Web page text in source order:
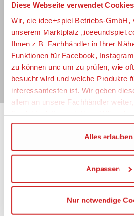
Diese Webseite verwendet
Wir, die idee+spiel Betriebs-GmbH,
unserem Marktplatz
Ihnen z.B. Fachhändler in Ihrer
Funktionen für Facebook,
zu können und um zu prüfen, wie
besucht wird und welche Produkte
interessantesten ist. Wir geben
allem an unsere Fachhändler
Wir verwenden den Google Tag
Dienste einzubinden.
Wenn Sie auf „Alles erlauben“,
Ihrer personenbezogener Daten in
Die USA ist ein Drittland, dass nicht
Alles erlauben
Anpassen
Nur notwendige
Jetzt zum idee+spiel-Newsletter
jederzeit widerruflich über
zugkräftige
Gewinnspiele , limitierte
und interessante
Schnäppchen
informiert sein.
E-Mail für Newsletteranmeldung
Impressum
Nutzungsbedingungen
Mitgliederportal